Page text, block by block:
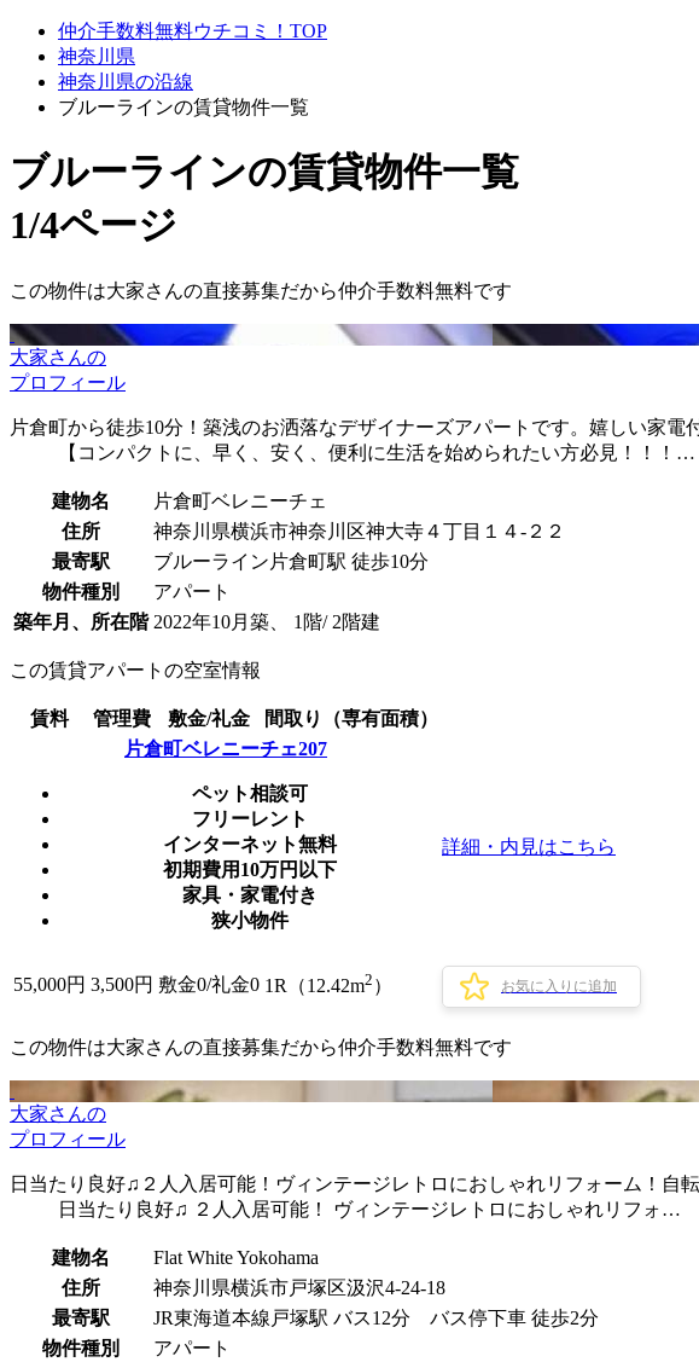
仲介手数料無料ウチコミ！TOP
神奈川県
神奈川県の沿線
ブルーラインの賃貸物件一覧
ブルーラインの賃貸物件一覧
1/4ページ
この物件は大家さんの直接募集だから仲介手数料無料です
大家さんの
プロフィール
片倉町から徒歩10分！築浅のお洒落なデザイナーズアパートです。嬉しい家電
【コンパクトに、早く、安く、便利に生活を始められたい方必見！！！…
建物名
片倉町ベレニーチェ
住所
神奈川県横浜市神奈川区神大寺４丁目１４-２２
最寄駅
ブルーライン片倉町駅 徒歩10分
物件種別
アパート
築年月、所在階 2022年10月築、 1階/ 2階建
この賃貸アパートの空室情報
賃料 管理費 敷金/礼金
間取り（専有面積）
片倉町ベレニーチェ207
ペット相談可
フリーレント
インターネット無料
初期費用10万円以下
家具・家電付き
狭小物件
詳細・内見はこちら
55,000円 3,500円 敷金0/礼金0 1R（12.42m2 ） お気に入りに追加
この物件は大家さんの直接募集だから仲介手数料無料です
大家さんの
プロフィール
日当たり良好♫２人入居可能！ヴィンテージレトロにおしゃれリフォーム！自転
日当たり良好♫ ２人入居可能！ ヴィンテージレトロにおしゃれリフォ…
建物名
Flat White Yokohama
住所
神奈川県横浜市戸塚区汲沢4-24-18
最寄駅
JR東海道本線戸塚駅 バス12分 バス停下車 徒歩2分
物件種別
アパート